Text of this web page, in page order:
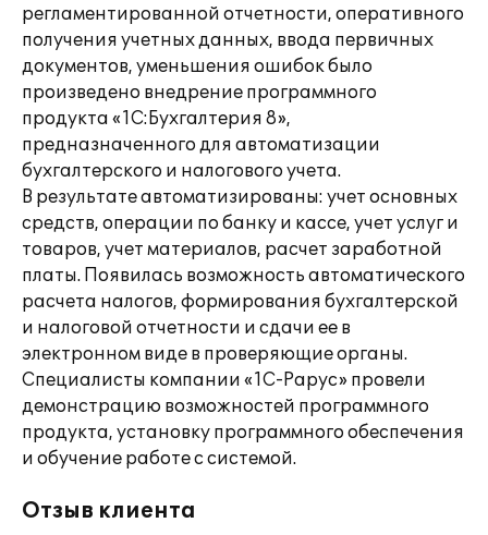
регламентированной отчетности, оперативного
получения учетных данных, ввода первичных
документов, уменьшения ошибок было
произведено внедрение программного
продукта «1С:Бухгалтерия 8»,
предназначенного для автоматизации
бухгалтерского и налогового учета.
В результате автоматизированы: учет основных
средств, операции по банку и кассе, учет услуг и
товаров, учет материалов, расчет заработной
платы. Появилась возможность автоматического
расчета налогов, формирования бухгалтерской
и налоговой отчетности и сдачи ее в
электронном виде в проверяющие органы.
Специалисты компании «1С-Рарус» провели
демонстрацию возможностей программного
продукта, установку программного обеспечения
и обучение работе с системой.
Отзыв клиента